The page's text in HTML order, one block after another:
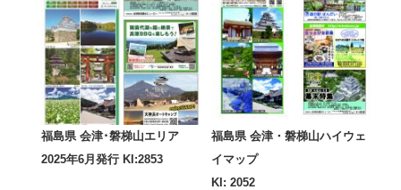
福島県 会津･磐梯山エリア
2025年6月発行 KI:2853
福島県 会津・磐梯山ハイウェ
イマップ
KI: 2052